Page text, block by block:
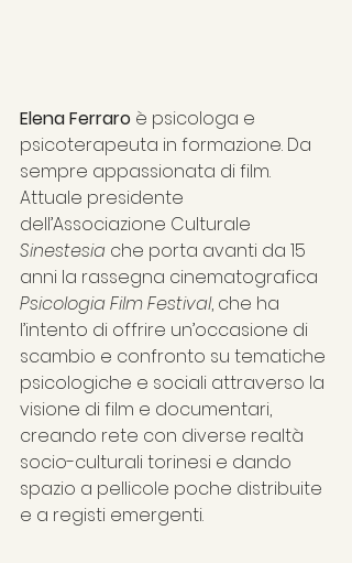
Elena Ferraro è psicologa e
psicoterapeuta in formazione. Da
sempre appassionata di film.
Attuale presidente
dell’Associazione Culturale
Sinestesia che porta avanti da 15
anni la rassegna cinematografica
Psicologia Film Festival, che ha
l’intento di offrire un’occasione di
scambio e confronto su tematiche
psicologiche e sociali attraverso la
visione di film e documentari,
creando rete con diverse realtà
socio-culturali torinesi e dando
spazio a pellicole poche distribuite
e a registi emergenti.